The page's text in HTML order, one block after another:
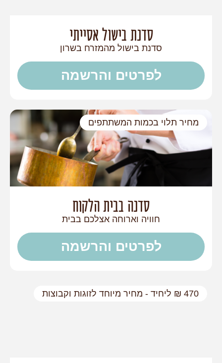
סדנת בישול אסייתי
סדנת בישול מהמזרח בשרון
לפרטים והרשמה
מחיר תלוי בכמות המשתתפים
סדנה בבית הלקוח
חוויה וארוחה אצלכם בבית
לפרטים והרשמה
470 ₪ ליחיד - מחיר מיוחד לזוגות וקבוצות